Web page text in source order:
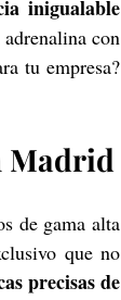
inigualable
con
Madrid
de gama alta
que no
precisas de